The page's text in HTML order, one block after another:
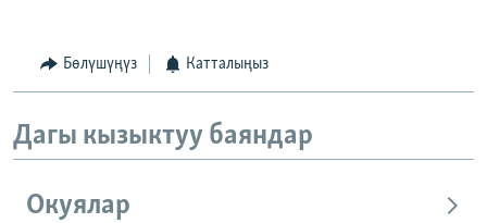
Бөлүшүңүз Катталыңыз
Дагы кызыктуу баяндар
Окуялар